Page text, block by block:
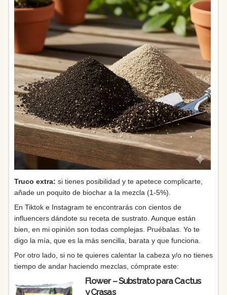
Truco extra: si tienes posibilidad y te apetece complicarte,
añade un poquito de biochar a la mezcla (1-5%).
En Tiktok e Instagram te encontrarás con cientos de
influencers dándote su receta de sustrato. Aunque están
bien, en mi opinión son todas complejas. Pruébalas. Yo te
digo la mía, que es la más sencilla, barata y que funciona.
Por otro lado, si no te quieres calentar la cabeza y/o no tienes
tiempo de andar haciendo mezclas, cómprate este:
Flower – Substrato para Cactus
y Crasas